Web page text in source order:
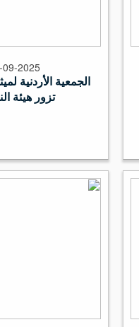
09-2025
الجمعية الأردنية
تزور هيئة